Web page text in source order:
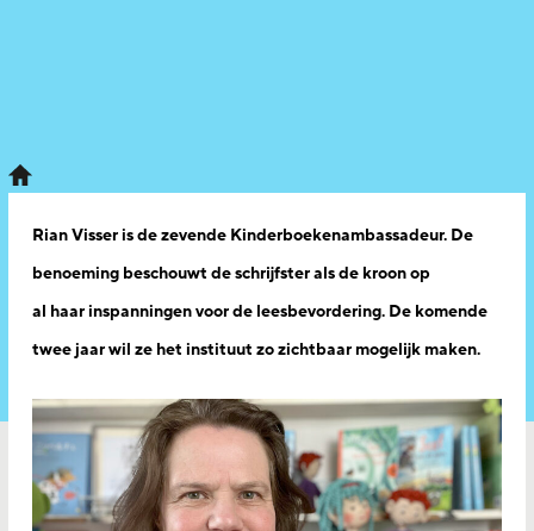
Rian Visser is de zevende Kinderboekenambassadeur. De
benoeming beschouwt de schrijfster als de kroon op
al haar inspanningen voor de leesbevordering. De komende
twee jaar wil ze het instituut zo zichtbaar mogelijk maken.